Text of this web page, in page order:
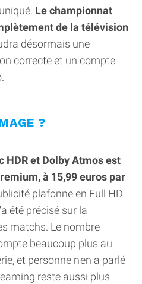
Le championnat
de la télévision
désormais une
correcte et un compte
?
HDR et Dolby Atmos est
à 15,99 euros par
plafonne en Full HD
été précisé sur la
matchs. Le nombre
beaucoup plus au
et personne n'en a parlé
reste aussi plus